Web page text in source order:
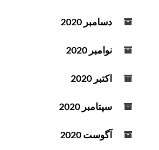
دسامبر 2020
نوامبر 2020
اکتبر 2020
سپتامبر 2020
آگوست 2020